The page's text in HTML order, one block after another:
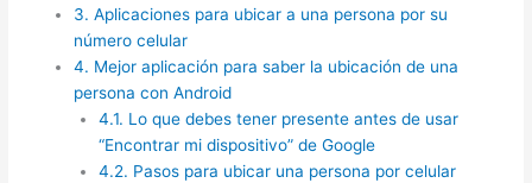
3. Aplicaciones para ubicar a una persona por su
número celular
4. Mejor aplicación para saber la ubicación de una
persona con Android
4.1. Lo que debes tener presente antes de usar
“Encontrar mi dispositivo” de Google
4.2. Pasos para ubicar una persona por celular